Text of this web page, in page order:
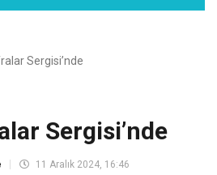
Sergisi’nde
Sergisi’nde
11 Aralık 2024, 16:46